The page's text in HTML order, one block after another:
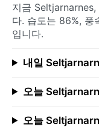
지금 Seltjarnarnes,
다. 습도는 86%, 풍
입니다.
내일
오늘
오늘